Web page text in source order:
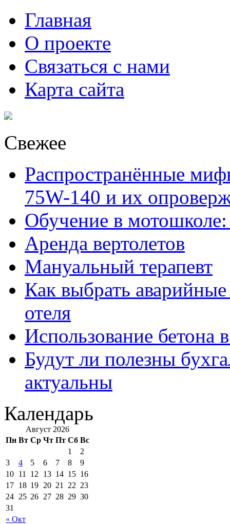
Главная
О проекте
Связаться с нами
Карта сайта
Свежее
Распространённые
75W-140 и их
Обучение в
Аренда вертолетов
Мануальный терапевт
Как выбрать
отеля
Использование бетона
Будут ли полезны
актуальны
Календарь
Август 2026
Пн Вт Ср Чт Пт Сб Вс
« Окт
1
2
3
4 5 6 7 8
9
10 11 12 13 14 15 16
17 18 19 20 21 22 23
24 25 26 27 28 29 30
31